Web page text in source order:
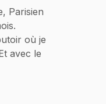
Parisien
où je
avec le